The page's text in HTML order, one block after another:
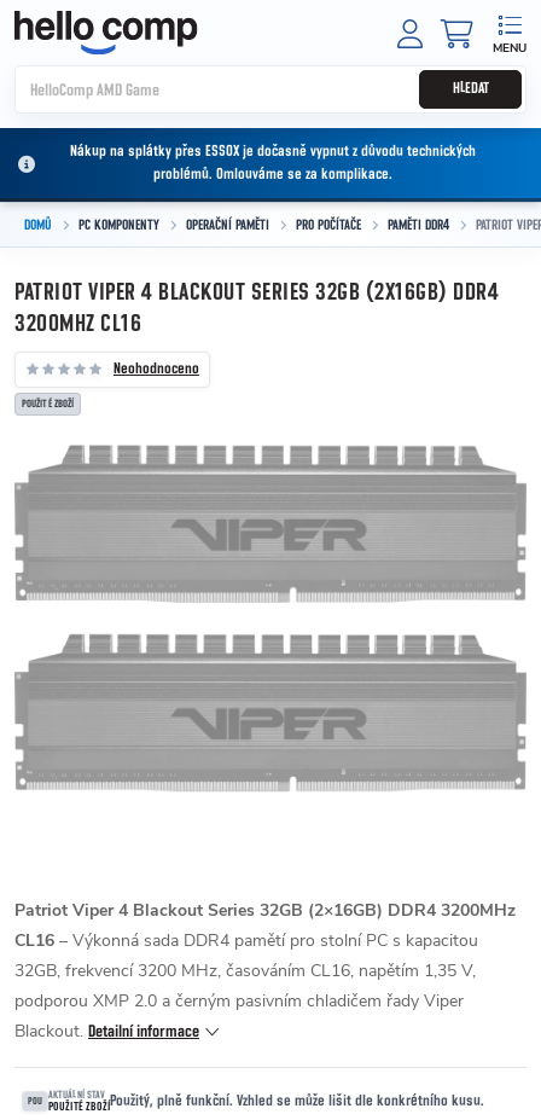
Přejít na obsah
HLEDAT
Nákup na splátky přes ESSOX je dočasně vypnut z důvodu technických
problémů. Omlouváme se za komplikace.
DOMŮ PC KOMPONENTY OPERAČNÍ PAMĚTI PRO POČÍTAČE PAMĚTI DDR4 PATRIOT
PATRIOT VIPER 4 BLACKOUT SERIES 32GB (2X16GB) DDR4
3200MHZ CL16
Neohodnoceno
POUŽITÉ ZBOŽÍ
Patriot Viper 4 Blackout Series 32GB (2×16GB) DDR4 3200MHz
CL16 – Výkonná sada DDR4 pamětí pro stolní PC s kapacitou
32GB, frekvencí 3200 MHz, časováním CL16, napětím 1,35 V,
podporou XMP 2.0 a černým pasivním chladičem řady Viper
Blackout. Detailní informace
POU AKTUÁLNÍ STAV
POUŽITÉ ZBOŽÍPoužitý, plně funkční. Vzhled se může lišit dle konkrétního kusu.